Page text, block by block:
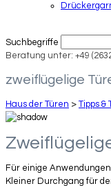
Suchbegriffe
Beratung unter: +49
zweiflügelige
Haus der Türen > Tipps &
Für einige
Kleiner Durchgang für